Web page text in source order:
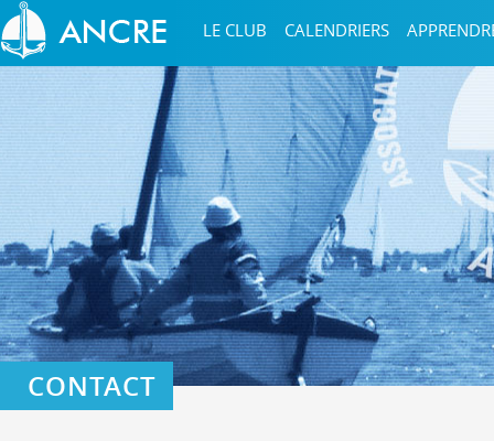
LE CLUB CALENDRIERS
CONTACT